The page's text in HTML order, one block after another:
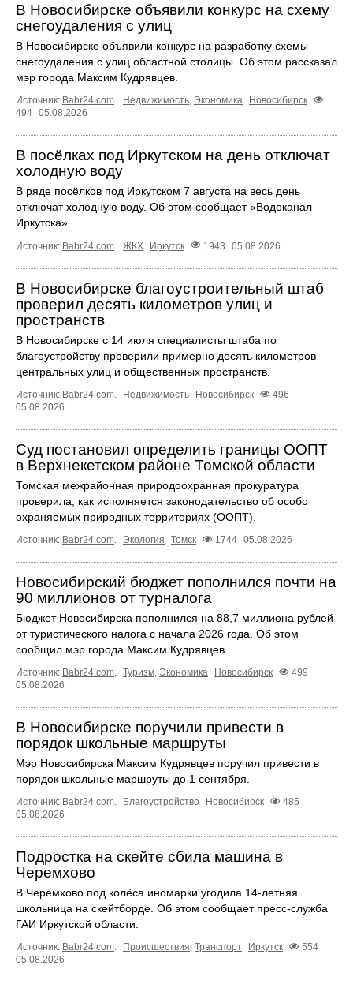
В Новосибирске объявили конкурс на схему
снегоудаления с улиц
В Новосибирске объявили конкурс на разработку схемы
снегоудаления с улиц областной столицы. Об этом рассказал
мэр города Максим Кудрявцев.
Источник: Babr24.com. Недвижимость, Экономика
Новосибирск
494 05.08.2026
В посёлках под Иркутском на день отключат
холодную воду
В ряде посёлков под Иркутском 7 августа на весь день
отключат холодную воду. Об этом сообщает «Водоканал
Иркутска».
Источник: Babr24.com ЖКХ Иркутск 1943 05.08.2026
В Новосибирске благоустроительный штаб
проверил десять километров улиц и
пространств
В Новосибирске с 14 июля специалисты штаба по
благоустройству проверили примерно десять километров
центральных улиц и общественных пространств.
Источник: Babr24.com Недвижимость Новосибирск
496
05.08.2026
Суд постановил определить границы ООПТ
в Верхнекетском районе Томской области
Томская межрайонная природоохранная прокуратура
проверила, как исполняется законодательство об особо
охраняемых природных территориях (ООПТ).
Источник: Babr24.com Экология Томск 1744 05.08.2026
Новосибирский бюджет пополнился почти на
90 миллионов от турналога
Бюджет Новосибирска пополнился на 88,7 миллиона рублей
от туристического налога с начала 2026 года. Об этом
сообщил мэр города Максим Кудрявцев.
Источник: Babr24.com. Туризм, Экономика Новосибирск
499
05.08.2026
В Новосибирске поручили привести в
порядок школьные маршруты
Мэр Новосибирска Максим Кудрявцев поручил привести в
порядок школьные маршруты до 1 сентября.
Источник: Babr24.com. Благоустройство Новосибирск
485
05.08.2026
Подростка на скейте сбила машина в
Черемхово
В Черемхово под колёса иномарки угодила 14‑летняя
школьница на скейтборде. Об этом сообщает пресс‑служба
ГАИ Иркутской области.
Источник: Babr24.com. Происшествия, Транспорт Иркутск
554
05.08.2026